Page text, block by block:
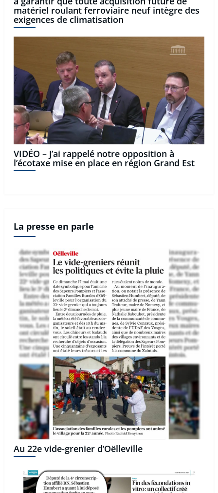
matériel roulant ferroviaire neuf intègre des
exigences de climatisation
VIDÉO – J’ai rappelé notre opposition à
l’écotaxe mise en place en région Grand Est
La presse en parle
Au 22e vide-grenier d’Oëlleville